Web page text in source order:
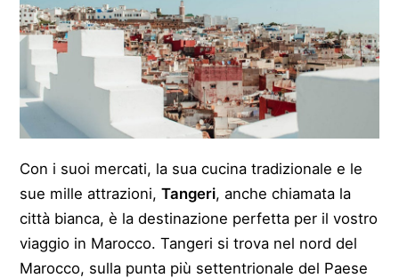
Con i suoi mercati, la sua cucina tradizionale e le
sue mille attrazioni,Tangeri, anche chiamata la
città bianca, è la destinazione perfetta per il vostro
viaggio in Marocco. Tangeri si trova nel nord del
Marocco, sulla punta più settentrionale del Paese